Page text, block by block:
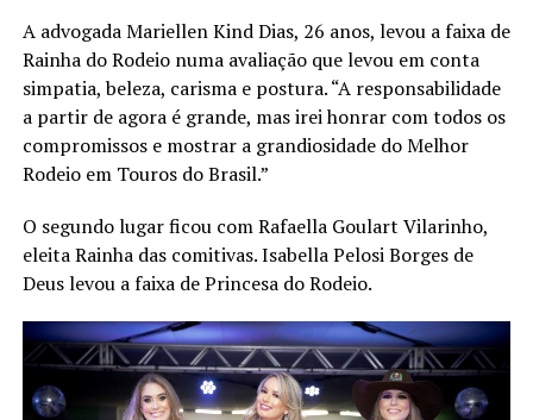
A advogada Mariellen Kind Dias, 26 anos, levou a faixa de
Rainha do Rodeio numa avaliação que levou em conta
simpatia, beleza, carisma e postura. “A responsabilidade
a partir de agora é grande, mas irei honrar com todos os
compromissos e mostrar a grandiosidade do Melhor
Rodeio em Touros do Brasil.”
O segundo lugar ficou com Rafaella Goulart Vilarinho,
eleita Rainha das comitivas. Isabella Pelosi Borges de
Deus levou a faixa de Princesa do Rodeio.